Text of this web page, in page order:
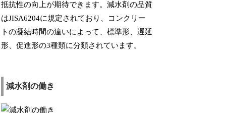
抵抗性の向上が期待できます。減水剤の品質
はJISA6204に規定されており、コンクリー
トの凝結時間の違いによって、標準形、遅延
形、促進形の3種類に分類されています。
減水剤の働き